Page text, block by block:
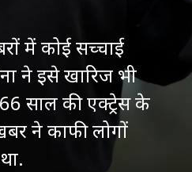
में कोई सच्चाई
ने इसे खारिज भी
साल की एक्ट्रेस के
ने काफी लोगों